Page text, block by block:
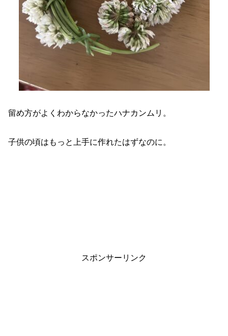
留め方がよくわからなかったハナカンムリ。
子供の頃はもっと上手に作れたはずなのに。
スポンサーリンク